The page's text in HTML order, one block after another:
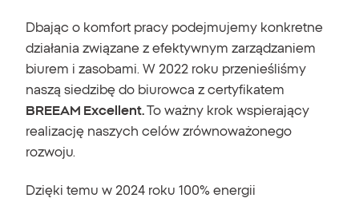
Dbając o komfort pracy podejmujemy konkretne
działania związane z efektywnym zarządzaniem
biurem i zasobami. W 2022 roku przenieśliśmy
naszą siedzibę do biurowca z certyfikatem
BREEAM Excellent.To ważny krok wspierający
realizację naszych celów zrównoważonego
rozwoju.
Dzięki temu w 2024 roku 100% energii